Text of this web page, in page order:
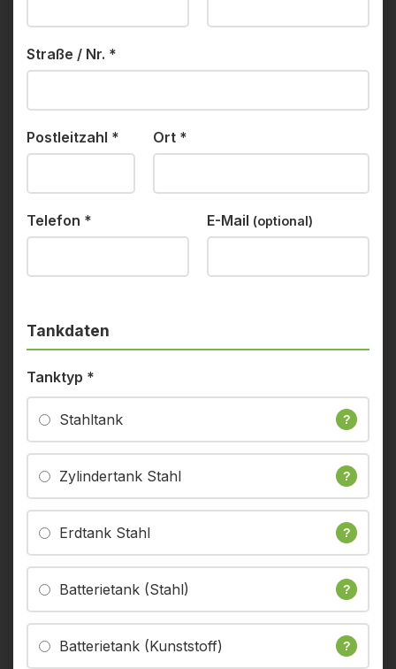
Straße / Nr. *
Postleitzahl * Ort *
Telefon * E-Mail (optional)
Tankdaten
Tanktyp *
Stahltank ?
Zylindertank Stahl ?
Erdtank Stahl ?
Batterietank (Stahl) ?
Batterietank (Kunststoff) ?